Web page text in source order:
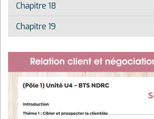
Chapitre 18
Chapitre 19